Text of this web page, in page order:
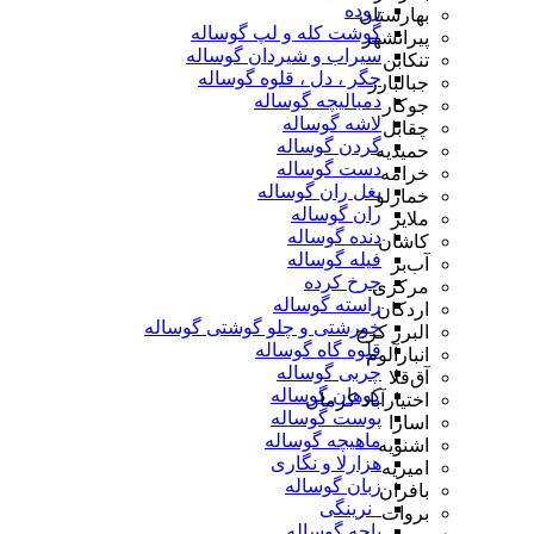
روده
گوشت کله و لپ گوساله
سیراب و شیردان گوساله
جگر ، دل ، قلوه گوساله
دمبالیچه گوساله
لاشه گوساله
گردن گوساله
دست گوساله
بغل ران گوساله
ران گوساله
دنده گوساله
فیله گوساله
چرخ کرده
راسته گوساله
خورشتی و چلو گوشتی گوساله
قلوه گاه گوساله
چربی گوساله
کوهان گوساله
پوست گوساله
ماهیچه گوساله
هزارلا و نگاری
زبان گوساله
_نرینگی
بهارستان
پیرانشهر
تنکابن
جبالبارز
جوکار
چقابل
حمیدیه
خرامه
خمارلو
ملایر
کاشان
آب‌بر
مرکزی
اردکان
البرز کرج
انبارآلوم
آق‌قلا
اختیارآباد کرمان
اسارا
اشنویه
امیریه
بافران
بروات